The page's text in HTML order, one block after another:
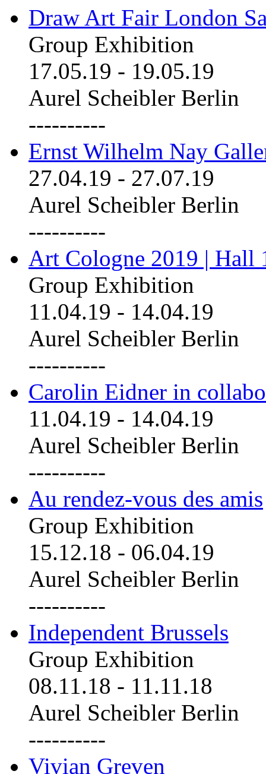
Draw Art Fair London
Group Exhibition
17.05.19 - 19.05.19
Aurel Scheibler Berlin
----------
Ernst Wilhelm Nay
27.04.19 - 27.07.19
Aurel Scheibler Berlin
----------
Art Cologne 2019 | Hall
Group Exhibition
11.04.19 - 14.04.19
Aurel Scheibler Berlin
----------
Carolin Eidner in
11.04.19 - 14.04.19
Aurel Scheibler Berlin
----------
Au rendez-vous des amis
Group Exhibition
15.12.18 - 06.04.19
Aurel Scheibler Berlin
----------
Independent Brussels
Group Exhibition
08.11.18 - 11.11.18
Aurel Scheibler Berlin
----------
Vivian Greven